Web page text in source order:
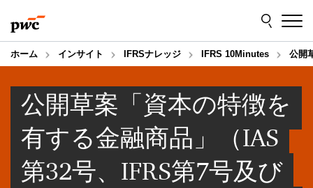
to
content
to
footer
ホーム インサイト IFRSナレッジ IFRS 10Minutes 公開
公開草案「資本の特徴を
有する金融商品」（IAS
第32号、IFRS第7号及び